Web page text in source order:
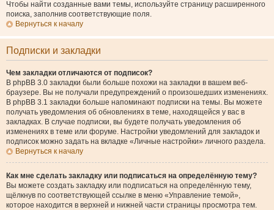
Чтобы найти созданные вами темы, используйте страницу расширенного
поиска, заполнив соответствующие поля.
Вернуться к началу
Подписки и закладки
Чем закладки отличаются от подписок?
В phpBB 3.0 закладки были больше похожи на закладки в вашем веб-
браузере. Вы не получали предупреждений о произошедших изменениях.
В phpBB 3.1 закладки больше напоминают подписки на темы. Вы можете
получать уведомления об обновлениях в теме, находящейся у вас в
закладках. В случае подписки, вы будете получать уведомления об
изменениях в теме или форуме. Настройки уведомлений для закладок и
подписок можно задать на вкладке «Личные настройки» личного раздела.
Вернуться к началу
Как мне сделать закладку или подписаться на определённую тему?
Вы можете создать закладку или подписаться на определённую тему,
щёлкнув по соответствующей ссылке в меню «Управление темой»,
которое находится в верхней и нижней части страницы просмотра тем.